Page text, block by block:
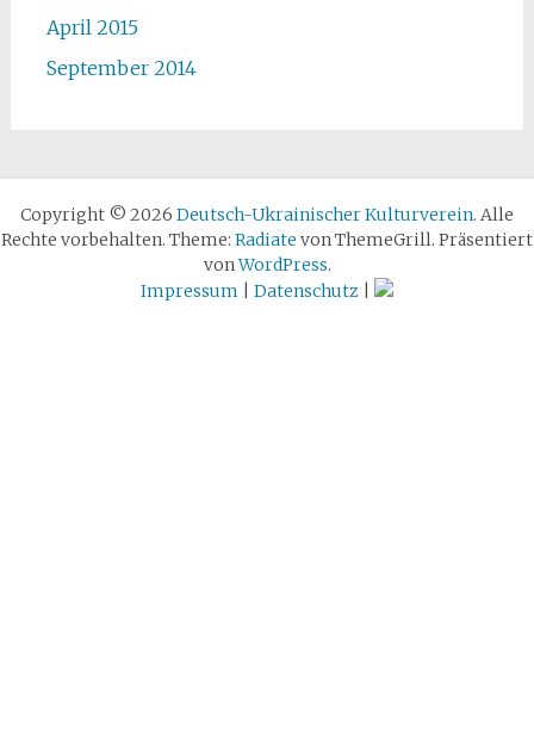
April 2015
September 2014
Copyright © 2026 Deutsch-Ukrainischer Kulturverein. Alle
Rechte vorbehalten. Theme: Radiate von ThemeGrill. Präsentiert
vonWordPress.
Impressum
Datenschutz